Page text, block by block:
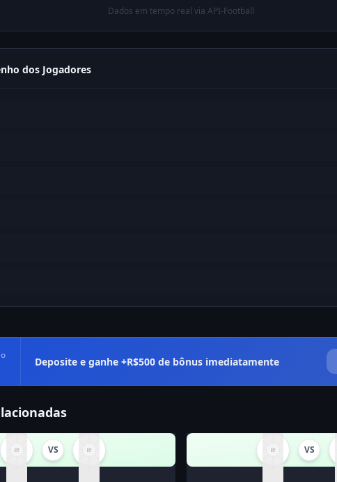
Dados em tempo real via API-Football
dos Jogadores
Deposite e ganhe +R$500 de bônus imediatamente
VS VS